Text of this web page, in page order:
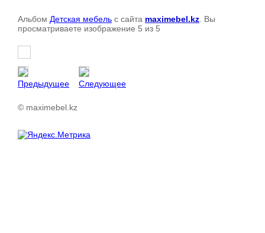
Альбом Детская мебель с сайта maximebel.kz . Вы
просматриваете изображение 5 из 5
Предыдущее Следующее
© maximebel.kz